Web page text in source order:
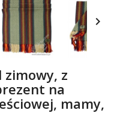

zimowy, z
na
mamy,